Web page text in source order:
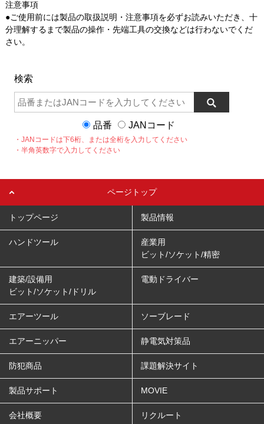
注意事項
●ご使用前には製品の取扱説明・注意事項を必ずお読みいただき、十
分理解するまで製品の操作・先端工具の交換などは行わないでくだ
さい。
検索
品番 JANコード
・JANコードは下6桁、または全桁を入力してください
・半角英数字で入力してください
ページトップ
トップページ 製品情報
ハンドツール
産業用
ビット/ソケット/精密
建築/設備用
ビット/ソケット/ドリル
電動ドライバー
エアーツール ソーブレード
エアーニッパー 静電気対策品
防犯商品 課題解決サイト
製品サポート MOVIE
会社概要 リクルート